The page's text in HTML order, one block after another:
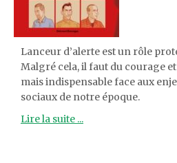
Lanceur d’alerte est un rôle
Malgré cela, il faut du courage
mais indispensable face aux
sociaux de notre époque.
Lire la suite ...